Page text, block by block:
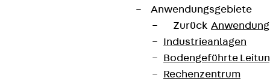
Anwendungsgebiete
Zurück
Industrieanlagen
Bodengeführte
Rechenzentrum